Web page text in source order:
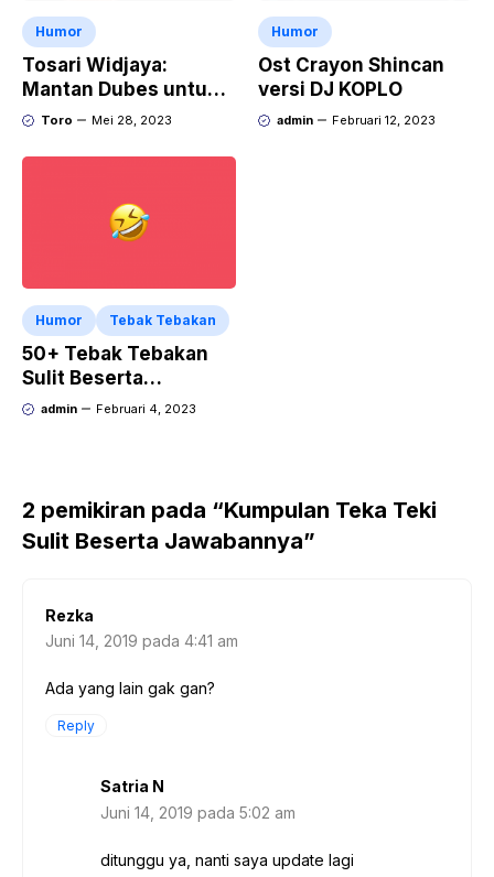
Humor
Tosari Widjaya:
Mantan Dubes untuk
Kerajaan Maroko
Penasehat ????
Toro Mei 28, 2023
Humor
Ost Crayon Shincan
versi DJ KOPLO
admin Februari 12, 2023
Humor Tebak Tebakan
50+ Tebak Tebakan
Sulit Beserta
Jawabannya
admin Februari 4, 2023
2 pemikiran pada “Kumpulan Teka Teki
Sulit Beserta Jawabannya”
Rezka
Juni 14, 2019 pada 4:41 am
Ada yang lain gak gan?
Reply
Satria N
Juni 14, 2019 pada 5:02 am
ditunggu ya, nanti saya update lagi